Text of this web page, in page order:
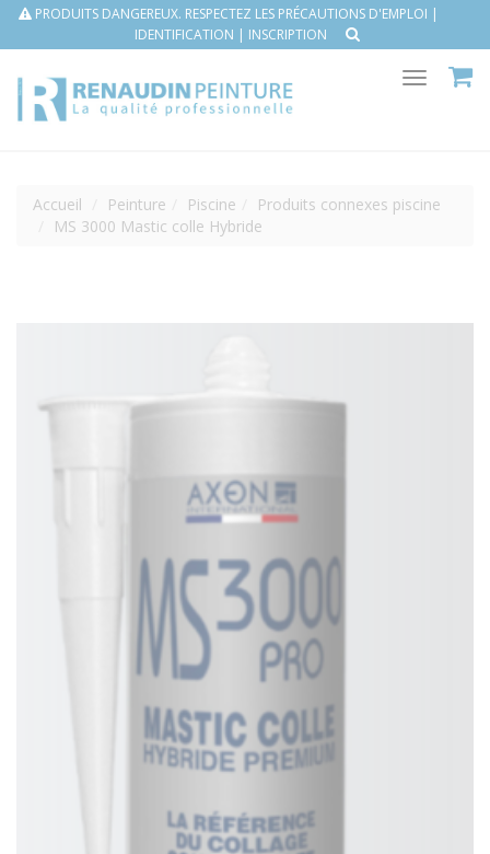
PRODUITS DANGEREUX. RESPECTEZ LES PRÉCAUTIONS D'EMPLOI |
IDENTIFICATION | INSCRIPTION
Toggle
Accueil Peinture Piscine
Produits connexes piscine
MS 3000 Mastic colle Hybride